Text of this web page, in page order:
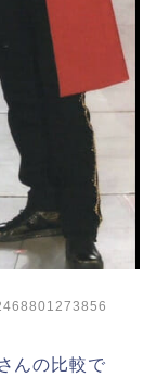
んの比較で